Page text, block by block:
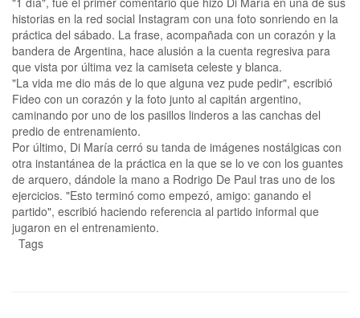
historias en la red social Instagram con una foto sonriendo en la
práctica del sábado. La frase, acompañada con un corazón y la
bandera de Argentina, hace alusión a la cuenta regresiva para
que vista por última vez la camiseta celeste y blanca.
"La vida me dio más de lo que alguna vez pude pedir", escribió
Fideo con un corazón y la foto junto al capitán argentino,
caminando por uno de los pasillos linderos a las canchas del
predio de entrenamiento.
Por último, Di María cerró su tanda de imágenes nostálgicas con
otra instantánea de la práctica en la que se lo ve con los guantes
de arquero, dándole la mano a Rodrigo De Paul tras uno de los
ejercicios. "Esto terminó como empezó, amigo: ganando el
partido", escribió haciendo referencia al partido informal que
jugaron en el entrenamiento.
Tags